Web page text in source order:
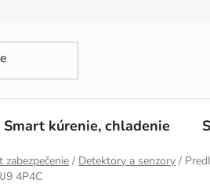
Smart kúrenie, chladenie
zabezpečenie / Detektory a senzory /
4P4C